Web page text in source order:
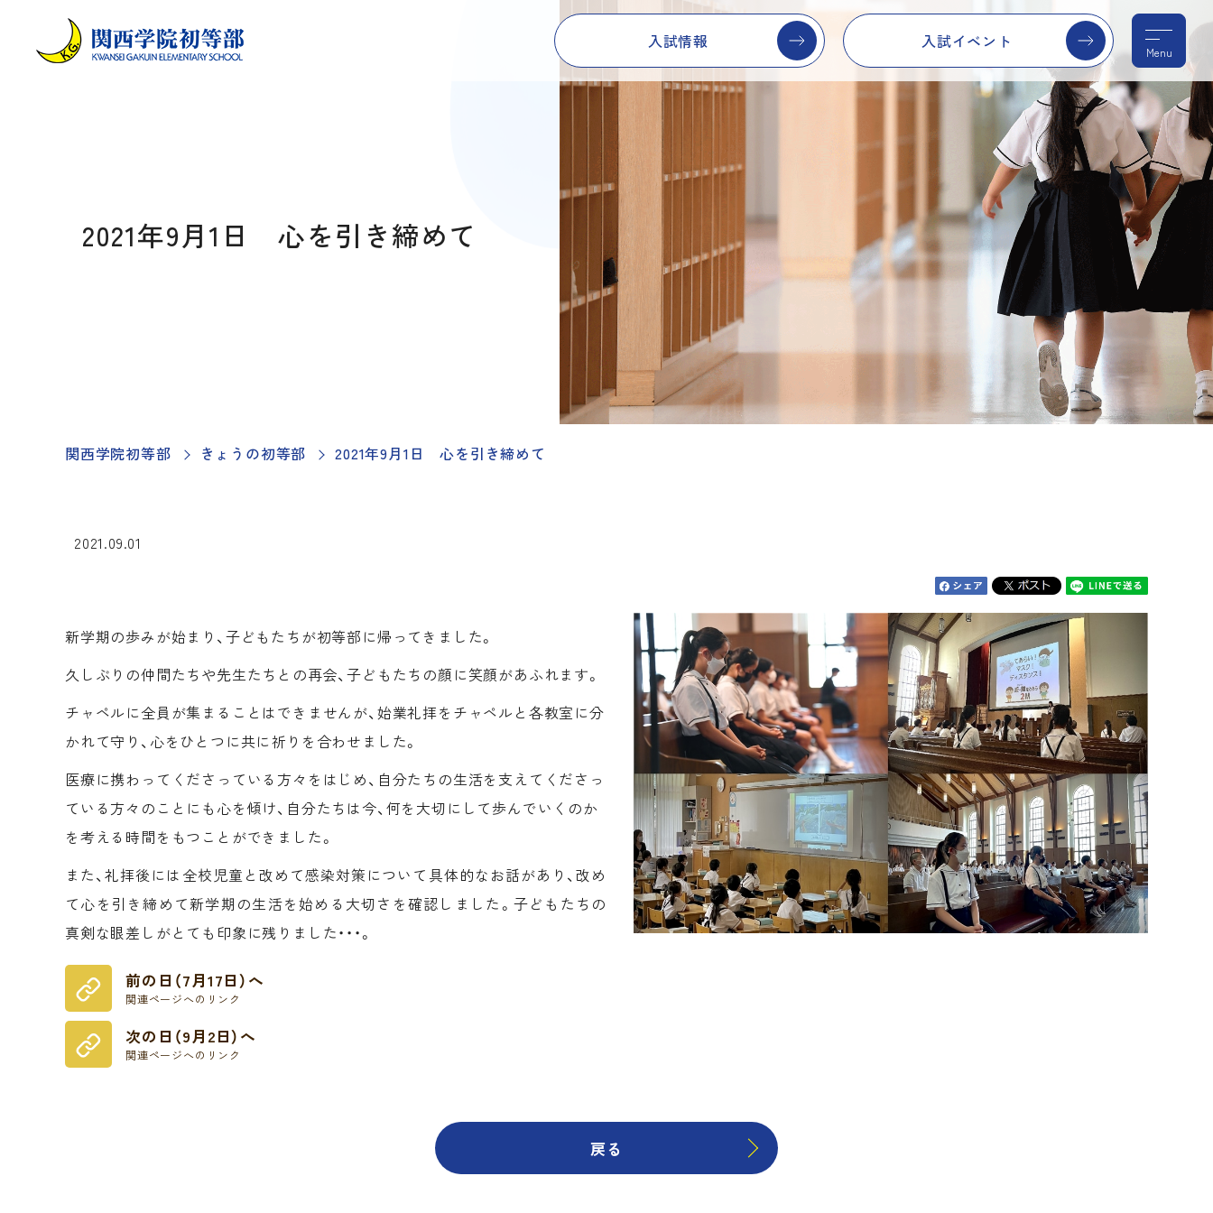
入試情報 入試イベント
Menu
2021年9月1日 心を引き締めて
関西学院初等部 きょうの初等部 2021年9月1日 心を引き締めて
2021.09.01
新学期の歩みが始まり、子どもたちが初等部に帰ってきました。
久しぶりの仲間たちや先生たちとの再会、子どもたちの顔に笑顔があふれます。
チャペルに全員が集まることはできませんが、始業礼拝をチャペルと各教室に分
かれて守り、心をひとつに共に祈りを合わせました。
医療に携わってくださっている方々をはじめ、自分たちの生活を支えてくださっ
ている方々のことにも心を傾け、自分たちは今、何を大切にして歩んでいくのか
を考える時間をもつことができました。
また、礼拝後には全校児童と改めて感染対策について具体的なお話があり、改め
て心を引き締めて新学期の生活を始める大切さを確認しました。子どもたちの
真剣な眼差しがとても印象に残りました・・・。
前の日（7月17日）へ
関連ページへのリンク
次の日（9月2日）へ
関連ページへのリンク
戻る